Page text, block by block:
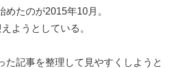
めたのが2015年10月。
ようとしている。
た記事を整理して見やすくしようと